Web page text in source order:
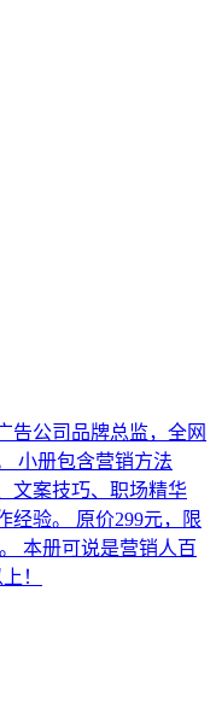
告公司品牌总监，全网
小册包含营销方法
文案技巧、职场精华
经验。 原价299元，限
本册可说是营销人百
！